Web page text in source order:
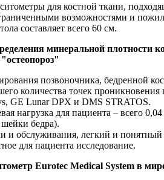
для костной ткани,
возможностями и
составляет всего 60 см.
минеральной плотности
позвоночника, бедренной
количества точек
GE Lunar DPX и DMS STRATOS.
нагрузка для пациента – всего
бедра).
и обслуживания, легкий и
для пациента исследование.
Eurotec Medical System в